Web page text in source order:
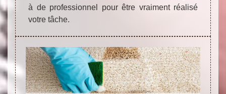
à de professionnel pour être vraiment réalisé
votre tâche.